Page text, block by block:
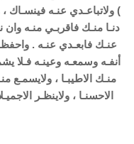
) ولاتباعـدي عنـه فينسـاك
دنـا منـك فاقربـي منـه وان
عنـك فابعـدي عنـه .
أنفـه وسمعـه وعينـه فـلا
منـك الاطيبـا ، ولايسمـع
الاحسنـا ، ولاينظـر